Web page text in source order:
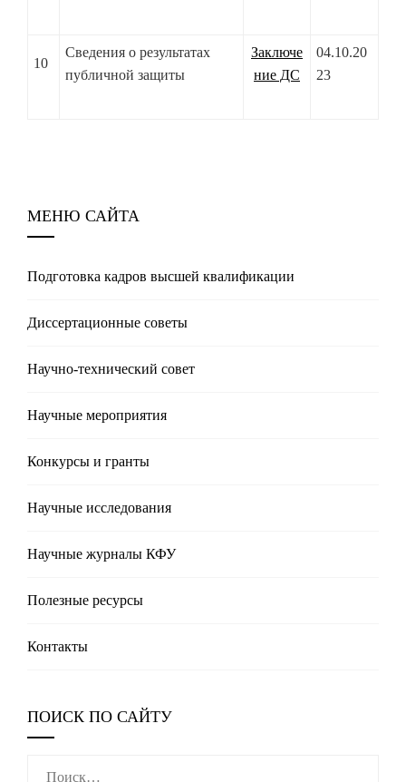
10
Сведения о результатах
публичной защиты
Заключе
ние ДC
04.10.20
23
МЕНЮ САЙТА
Подготовка кадров высшей квалификации
Диссертационные советы
Научно-технический совет
Научные мероприятия
Конкурсы и гранты
Научные исследования
Научные журналы КФУ
Полезные реcурсы
Контакты
ПОИСК ПО САЙТУ